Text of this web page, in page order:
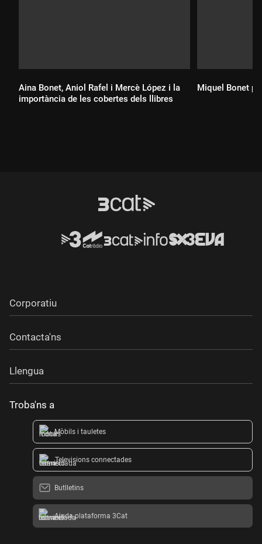
Aina Bonet, Aniol Rafel i Mercè López i la
importància de les cobertes dels llibres
Miquel Bonet
Corporatiu
Contacta'ns
Llengua
Troba'ns a
Mòbils i tauletes
Televisions connectades
Butlletins
Ajuda plataforma 3Cat